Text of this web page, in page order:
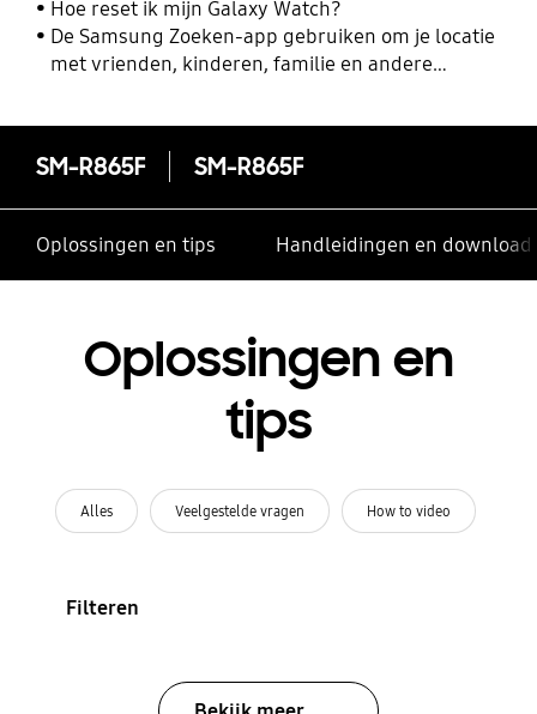
Hoe reset ik mijn Galaxy Watch?
De Samsung Zoeken-app gebruiken om je locatie
met vrienden, kinderen, familie en andere
SM-R865F SM-R865F
Oplossingen en tips Handleidingen en
Oplossingen en
tips
Alles Veelgestelde vragen How to video
Filteren